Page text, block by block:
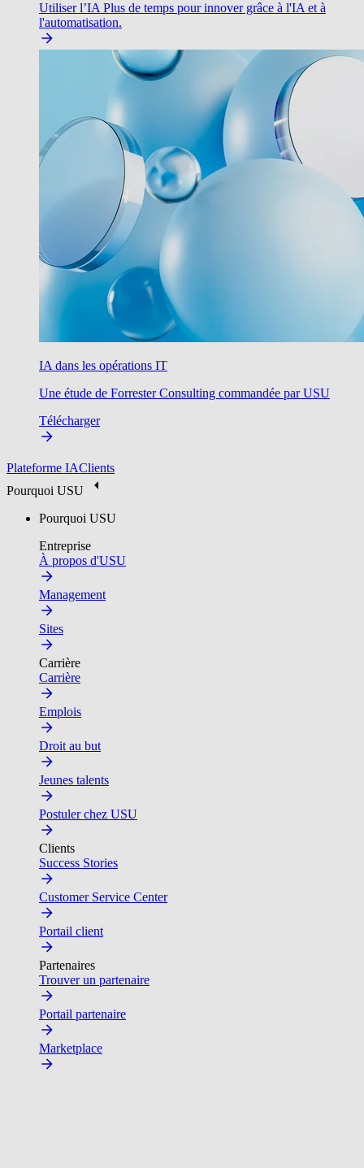
Utiliser l’IA Plus de temps pour innover grâce à l'IA et à
l'automatisation.
IA dans les opérations IT
Une étude de Forrester Consulting commandée par USU
Télécharger
Plateforme IAClients
Pourquoi USU
Pourquoi USU
Entreprise
À propos d'USU
Management
Sites
Carrière
Carrière
Emplois
Droit au but
Jeunes talents
Postuler chez USU
Clients
Success Stories
Customer Service Center
Portail client
Partenaires
Trouver un partenaire
Portail partenaire
Marketplace